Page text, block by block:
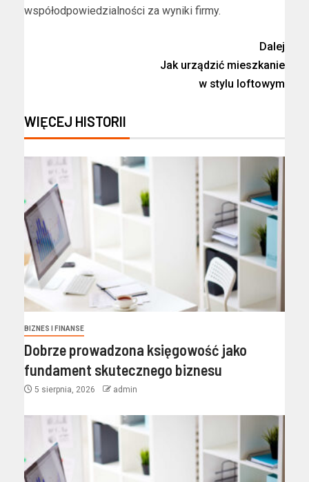
współodpowiedzialności za wyniki firmy.
Dalej
Jak urządzić mieszkanie
w stylu loftowym
WIĘCEJ HISTORII
BIZNES I FINANSE
Dobrze prowadzona księgowość jako
fundament skutecznego biznesu
5 sierpnia, 2026 admin